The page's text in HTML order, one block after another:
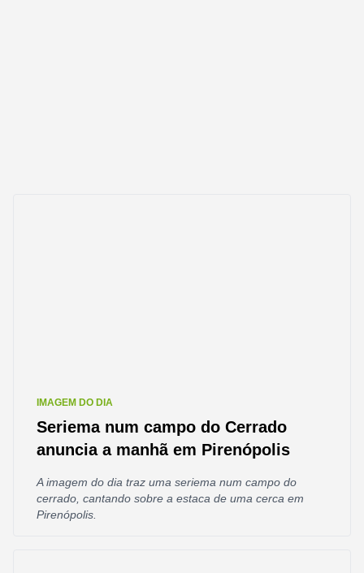
IMAGEM DO DIA
Seriema num campo do Cerrado
anuncia a manhã em Pirenópolis
A imagem do dia traz uma seriema num campo do
cerrado, cantando sobre a estaca de uma cerca em
Pirenópolis.